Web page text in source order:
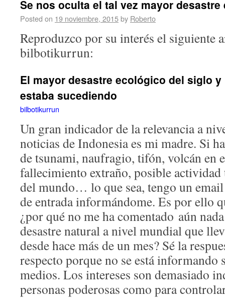
Se nos oculta el tal vez mayor
Posted on 19 noviembre, 2015by Roberto
Reproduzco por su interés el siguiente
bilbotikurrun:
El mayor desastre ecológico del siglo
estaba sucediendo
bilbotikurrun
Un gran indicador de la relevancia a
noticias de Indonesia es mi madre. Si
de tsunami, naufragio, tifón, volcán en
fallecimiento extraño, posible actividad
del mundo… lo que sea, tengo un
de entrada informándome. Es por ello
¿por qué no me ha comentado aún
desastre natural a nivel mundial que
desde hace más de un mes? Sé la
respecto porque no se está informando
medios. Los intereses son demasiado
personas poderosas como para